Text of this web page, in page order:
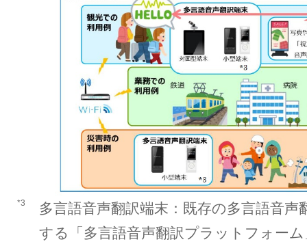
*3
多言語音声翻訳端末：既存の多言語音
する「多言語音声翻訳プラットフォー